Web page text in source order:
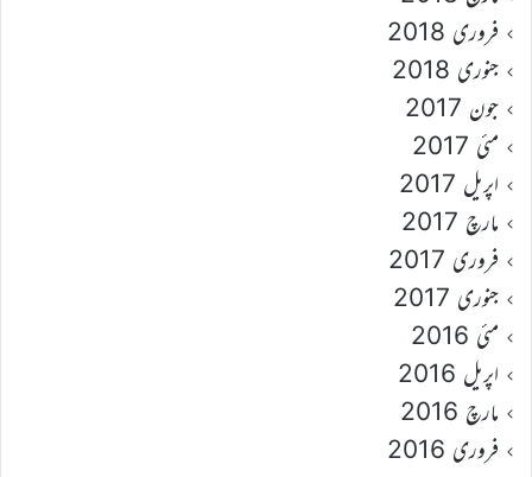
فروری 2018
جنوری 2018
جون 2017
مئی 2017
اپریل 2017
مارچ 2017
فروری 2017
جنوری 2017
مئی 2016
اپریل 2016
مارچ 2016
فروری 2016